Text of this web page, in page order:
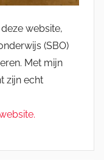
website,
(SBO)
Met mijn
zijn echt